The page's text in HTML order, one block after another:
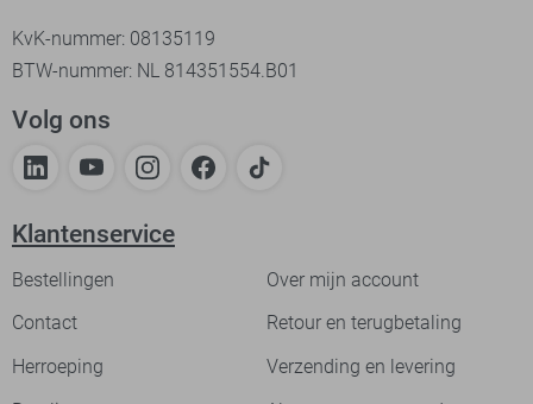
KvK-nummer: 08135119
BTW-nummer: NL 814351554.B01
Volg ons
Klantenservice
Bestellingen
Over mijn account
Contact
Retour en terugbetaling
Herroeping
Verzending en levering